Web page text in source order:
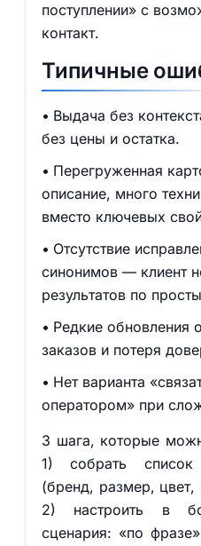
поступлении» с
контакт.
Типичные
Выдача без
без цены и остатка.
Перегруженная
описание, много
вместо ключевых
Отсутствие
синонимов — клиент
результатов по
Редкие обновления
заказов и потеря
Нет варианта
оператором» при
3 шага, которые
1) собрать список
(бренд, размер, цвет,
2) настроить в
сценария: «по